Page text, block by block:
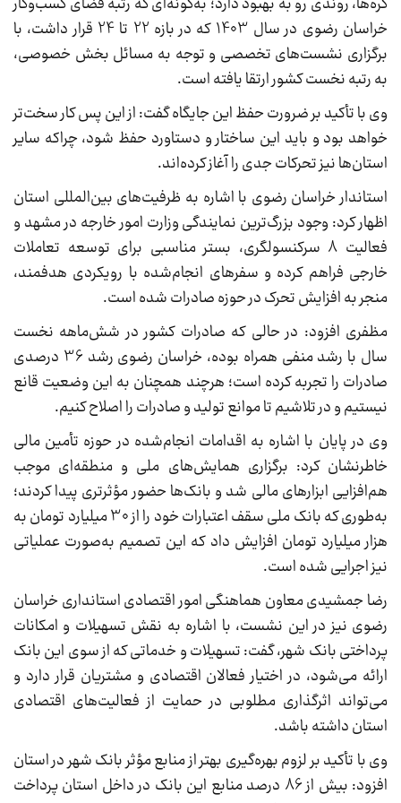
خراسان رضوی در سال 1403 که در بازه 22 تا 24 قرار داشت، با
برگزاری نشست‌های تخصصی و توجه به مسائل بخش خصوصی،
به رتبه نخست کشور ارتقا یافته است.
وی با تأکید بر ضرورت حفظ این جایگاه گفت: از این پس کار سخت‌تر
خواهد بود و باید این ساختار و دستاورد حفظ شود، چراکه سایر
استان‌ها نیز تحرکات جدی را آغاز کرده‌اند.
استاندار خراسان رضوی با اشاره به ظرفیت‌های بین‌المللی استان
اظهار کرد: وجود بزرگ‌ترین نمایندگی وزارت امور خارجه در مشهد و
فعالیت 8 سرکنسولگری، بستر مناسبی برای توسعه تعاملات
خارجی فراهم کرده و سفرهای انجام‌شده با رویکردی هدفمند،
منجر به افزایش تحرک در حوزه صادرات شده است.
مظفری افزود: در حالی که صادرات کشور در شش‌ماهه نخست
سال با رشد منفی همراه بوده، خراسان رضوی رشد 36 درصدی
صادرات را تجربه کرده است؛ هرچند همچنان به این وضعیت قانع
نیستیم و در تلاشیم تا موانع تولید و صادرات را اصلاح کنیم.
وی در پایان با اشاره به اقدامات انجام‌شده در حوزه تأمین مالی
خاطرنشان کرد: برگزاری همایش‌های ملی و منطقه‌ای موجب
هم‌افزایی ابزارهای مالی شد و بانک‌ها حضور مؤثرتری پیدا کردند؛
به‌طوری که بانک ملی سقف اعتبارات خود را از 30 میلیارد تومان به
هزار میلیارد تومان افزایش داد که این تصمیم به‌صورت عملیاتی
نیز اجرایی شده است.
رضا جمشیدی معاون هماهنگی امور اقتصادی استانداری خراسان
رضوی نیز در این نشست، با اشاره به نقش تسهیلات و امکانات
پرداختی بانک شهر، گفت: تسهیلات و خدماتی که از سوی این بانک
ارائه می‌شود، در اختیار فعالان اقتصادی و مشتریان قرار دارد و
می‌تواند اثرگذاری مطلوبی در حمایت از فعالیت‌های اقتصادی
استان داشته باشد.
وی با تأکید بر لزوم بهره‌گیری بهتر از منابع مؤثر بانک شهر در استان
افزود: بیش از 86 درصد منابع این بانک در داخل استان پرداخت